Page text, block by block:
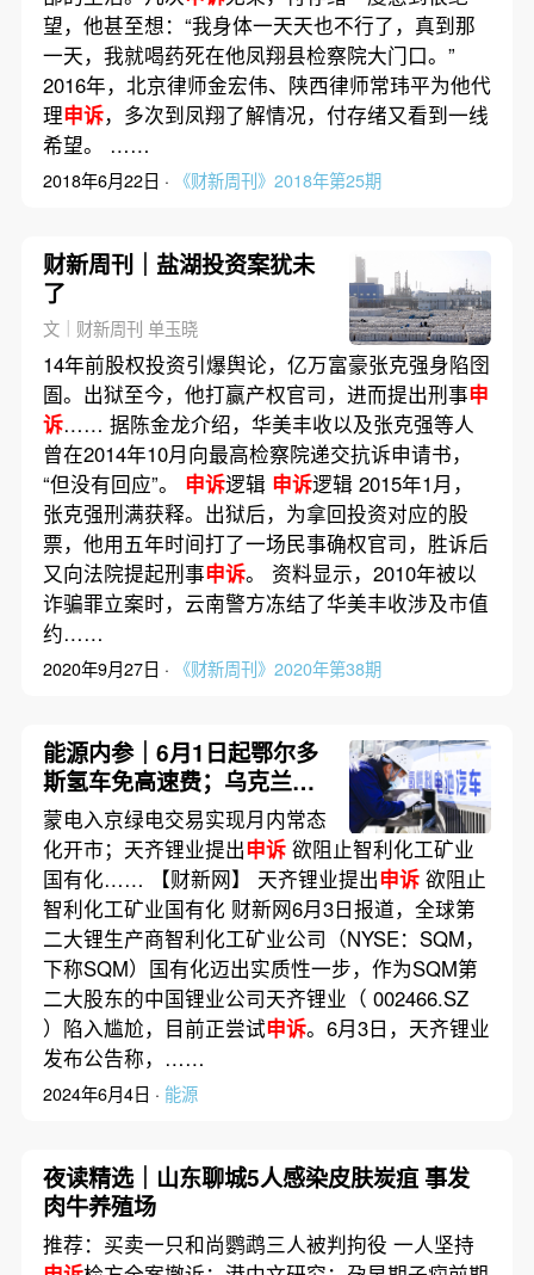
望，他甚至想：“我身体一天天也不行了，真到那
一天，我就喝药死在他凤翔县检察院大门口。”
2016年，北京律师金宏伟、陕西律师常玮平为他代
理申诉，多次到凤翔了解情况，付存绪又看到一线
希望。 ……
2018年6月22日 · 《财新周刊》2018年第25期
财新周刊｜盐湖投资案犹未
了
文｜财新周刊 单玉晓
14年前股权投资引爆舆论，亿万富豪张克强身陷囹
圄。出狱至今，他打赢产权官司，进而提出刑事申
诉…… 据陈金龙介绍，华美丰收以及张克强等人
曾在2014年10月向最高检察院递交抗诉申请书，
“但没有回应”。 申诉逻辑 申诉逻辑 2015年1月，
张克强刑满获释。出狱后，为拿回投资对应的股
票，他用五年时间打了一场民事确权官司，胜诉后
又向法院提起刑事申诉。 资料显示，2010年被以
诈骗罪立案时，云南警方冻结了华美丰收涉及市值
约……
2020年9月27日 · 《财新周刊》2020年第38期
能源内参｜6月1日起鄂尔多
斯氢车免高速费；乌克兰全
境限电，计划从欧洲进口电
力
蒙电入京绿电交易实现月内常态
化开市；天齐锂业提出申诉欲阻止智利化工矿业
国有化…… 【财新网】 天齐锂业提出申诉欲阻止
智利化工矿业国有化 财新网6月3日报道，全球第
二大锂生产商智利化工矿业公司（NYSE：SQM，
下称SQM）国有化迈出实质性一步，作为SQM第
二大股东的中国锂业公司天齐锂业（ 002466.SZ
）陷入尴尬，目前正尝试申诉。6月3日，天齐锂业
发布公告称，……
2024年6月4日 · 能源
夜读精选｜山东聊城5人感染皮肤炭疽 事发
肉牛养殖场
推荐：买卖一只和尚鹦鹉三人被判拘役 一人坚持